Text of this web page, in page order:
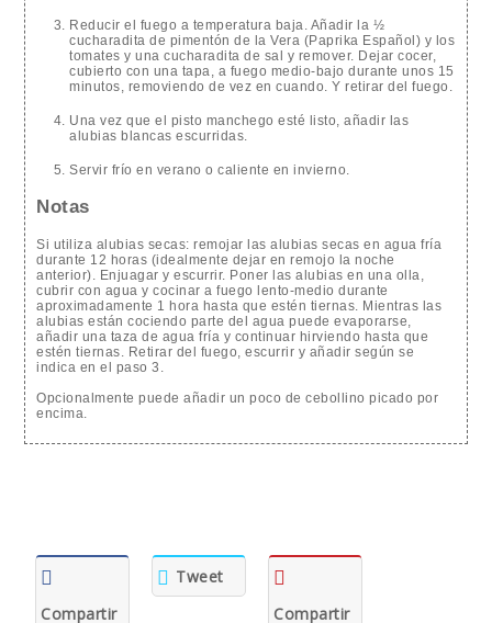
Reducir el fuego a temperatura baja. Añadir la ½
cucharadita de pimentón de la Vera (Paprika Español) y los
tomates y una cucharadita de sal y remover. Dejar cocer,
cubierto con una tapa, a fuego medio-bajo durante unos 15
minutos, removiendo de vez en cuando. Y retirar del fuego.
Una vez que el pisto manchego esté listo, añadir las
alubias blancas escurridas.
Servir frío en verano o caliente en invierno.
Notas
Si utiliza alubias secas: remojar las alubias secas en agua fría
durante 12 horas (idealmente dejar en remojo la noche
anterior). Enjuagar y escurrir. Poner las alubias en una olla,
cubrir con agua y cocinar a fuego lento-medio durante
aproximadamente 1 hora hasta que estén tiernas. Mientras las
alubias están cociendo parte del agua puede evaporarse,
añadir una taza de agua fría y continuar hirviendo hasta que
estén tiernas. Retirar del fuego, escurrir y añadir según se
indica en el paso 3.
Opcionalmente puede añadir un poco de cebollino picado por
encima.
Compartir
Tweet
Compartir